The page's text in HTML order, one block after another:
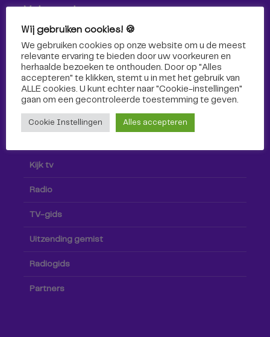
Volg ons!
Volg Omroep Tilburg niet alleen hier, maar ook via social
media!
Kijk tv
Radio
TV-gids
Uitzending gemist
Radiogids
Partners
Wij gebruiken cookies! 🍪
We gebruiken cookies op onze website om u de meest
relevante ervaring te bieden door uw voorkeuren en
herhaalde bezoeken te onthouden. Door op "Alles
accepteren" te klikken, stemt u in met het gebruik van
ALLE cookies. U kunt echter naar "Cookie-instellingen"
gaan om een ​​gecontroleerde toestemming te geven.
Cookie Instellingen Alles accepteren